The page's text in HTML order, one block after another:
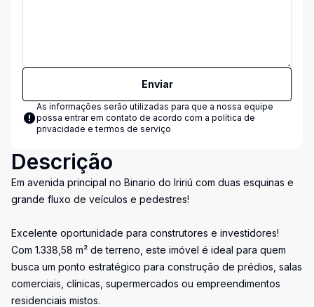
Enviar
As informações serão utilizadas para que a nossa equipe
possa entrar em contato de acordo com a política de
privacidade e termos de serviço
Descrição
Em avenida principal no Binario do Iririú com duas esquinas e
grande fluxo de veículos e pedestres!
Excelente oportunidade para construtores e investidores!
Com 1.338,58 m² de terreno, este imóvel é ideal para quem
busca um ponto estratégico para construção de prédios, salas
comerciais, clínicas, supermercados ou empreendimentos
residenciais mistos.